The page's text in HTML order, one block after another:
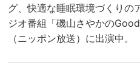
グ、快適な睡眠環境づくりの
ジオ番組「磯山さやかの
（ニッポン放送）に出演中。